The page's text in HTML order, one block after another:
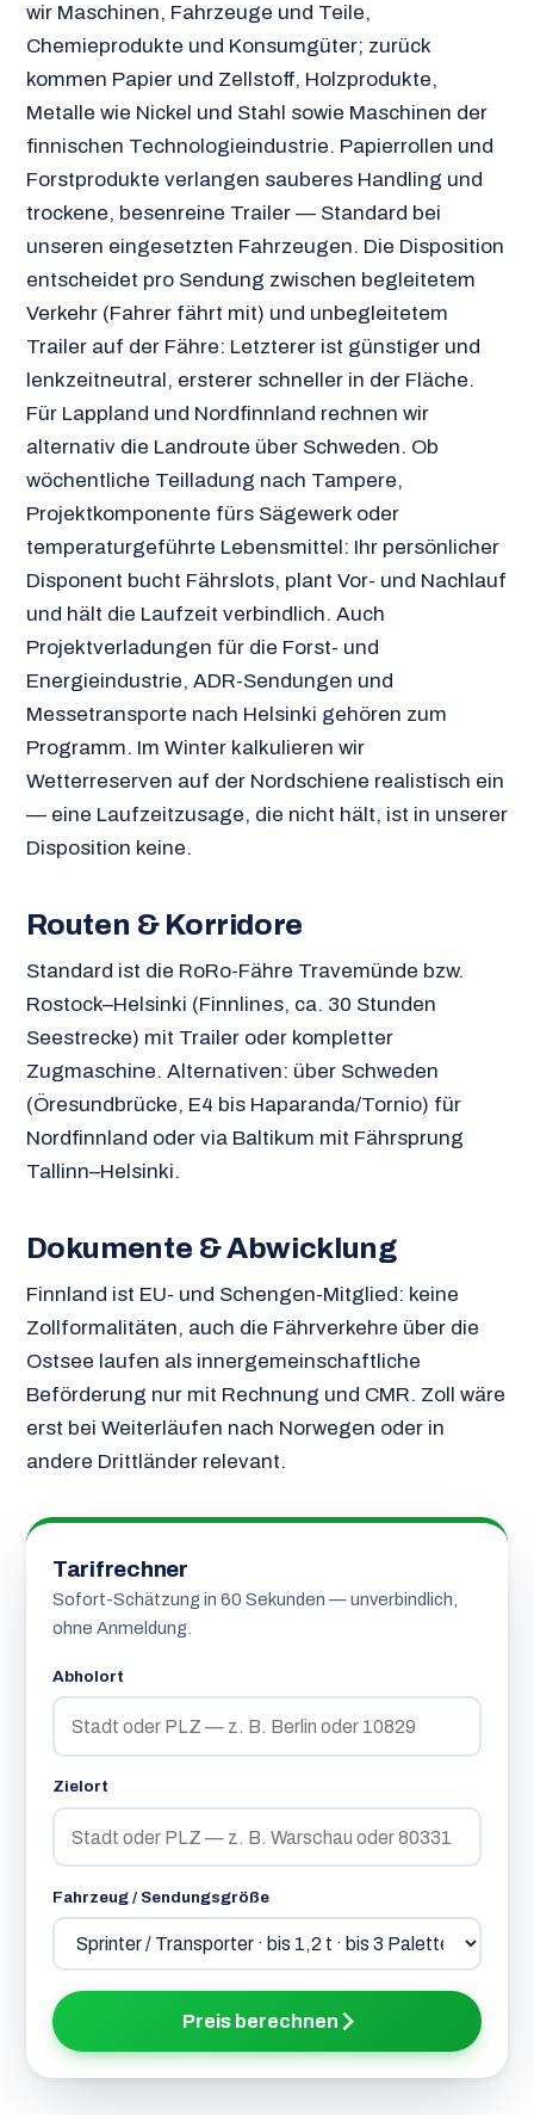
wir Maschinen, Fahrzeuge und Teile,
Chemieprodukte und Konsumgüter; zurück
kommen Papier und Zellstoff, Holzprodukte,
Metalle wie Nickel und Stahl sowie Maschinen der
finnischen Technologieindustrie. Papierrollen und
Forstprodukte verlangen sauberes Handling und
trockene, besenreine Trailer — Standard bei
unseren eingesetzten Fahrzeugen. Die Disposition
entscheidet pro Sendung zwischen begleitetem
Verkehr (Fahrer fährt mit) und unbegleitetem
Trailer auf der Fähre: Letzterer ist günstiger und
lenkzeitneutral, ersterer schneller in der Fläche.
Für Lappland und Nordfinnland rechnen wir
alternativ die Landroute über Schweden. Ob
wöchentliche Teilladung nach Tampere,
Projektkomponente fürs Sägewerk oder
temperaturgeführte Lebensmittel: Ihr persönlicher
Disponent bucht Fährslots, plant Vor- und Nachlauf
und hält die Laufzeit verbindlich. Auch
Projektverladungen für die Forst- und
Energieindustrie, ADR-Sendungen und
Messetransporte nach Helsinki gehören zum
Programm. Im Winter kalkulieren wir
Wetterreserven auf der Nordschiene realistisch ein
— eine Laufzeitzusage, die nicht hält, ist in unserer
Disposition keine.
Routen & Korridore
Standard ist die RoRo-Fähre Travemünde bzw.
Rostock–Helsinki (Finnlines, ca. 30 Stunden
Seestrecke) mit Trailer oder kompletter
Zugmaschine. Alternativen: über Schweden
(Öresundbrücke, E4 bis Haparanda/Tornio) für
Nordfinnland oder via Baltikum mit Fährsprung
Tallinn–Helsinki.
Dokumente & Abwicklung
Finnland ist EU- und Schengen-Mitglied: keine
Zollformalitäten, auch die Fährverkehre über die
Ostsee laufen als innergemeinschaftliche
Beförderung nur mit Rechnung und CMR. Zoll wäre
erst bei Weiterläufen nach Norwegen oder in
andere Drittländer relevant.
Tarifrechner
Sofort-Schätzung in 60 Sekunden — unverbindlich,
ohne Anmeldung.
Abholort
Zielort
Fahrzeug / Sendungsgröße
Preis berechnen